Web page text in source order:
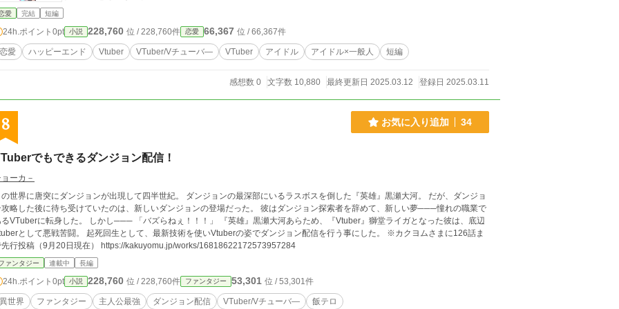
愛 完結 短編
24h.ポイント 0pt 小説 228,760 位 / 228,760件 恋愛 66,367 位 / 66,367件
恋愛 ハッピーエンド Vtuber VTuber/Vチューバ― VTuber アイドル アイドル×一般人 短編
感想数 0 文字数 10,880 最終更新日 2025.03.12 登録日 2025.03.11
8 お気に入り追加 34
でもできるダンジョン配信！
ーカ－
界に唐突にダンジョンが出現して四半世紀。 ダンジョンの最深部にいるラスボスを倒した『英雄』黒瀬大河。 だが、ダンジョ
攻略した後に待ち受けていたのは、新しいダンジョンの登場だった。 彼はダンジョン探索者を辞めて、新しい夢───憧れの職業で
に転身した。 しかし─── 「バズらねぇ！！！」 『英雄』黒瀬大河あらため、『Vtuber』獅堂ライガとなった彼は、底辺
として悪戦苦闘。 起死回生として、最新技術を使いVtuberの姿でダンジョン配信を行う事にした。 ※カクヨムさまに126話ま
先行投稿（9月20日現在） https://kakuyomu.jp/works/16818622172573957284
ァンタジー 連載中 長編
24h.ポイント 0pt 小説 228,760 位 / 228,760件 ファンタジー 53,301 位 / 53,301件
異世界 ファンタジー 主人公最強 ダンジョン配信 VTuber/Vチューバ― 飯テロ